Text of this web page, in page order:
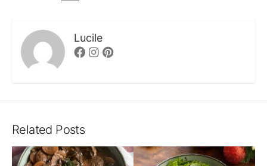
Lucile
FacebookInstagram
Pinterest
Related Posts